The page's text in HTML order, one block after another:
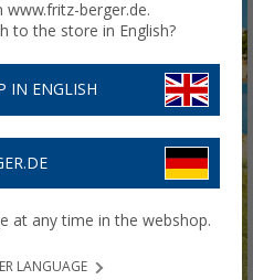
www.fritz-berger.de.
to the store in English?
IN ENGLISH
at any time in the webshop.
LANGUAGE